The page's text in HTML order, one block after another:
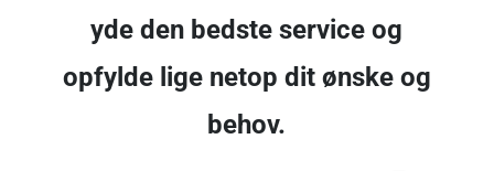
yde den bedste service og
opfylde lige netop dit ønske og
behov.